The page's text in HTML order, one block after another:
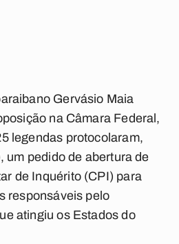
Gervásio Maia
na Câmara Federal,
legendas protocolaram,
um pedido de abertura de
de Inquérito (CPI) para
responsáveis pelo
atingiu os Estados do